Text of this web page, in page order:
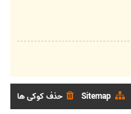
حذف کوکی ها Sitemap